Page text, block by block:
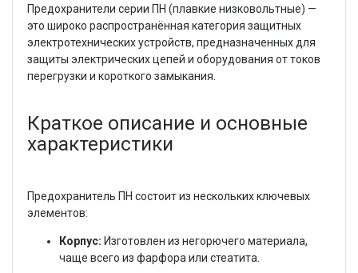
Предохранители серии ПН (плавкие низковольтные) —
это широко распространённая категория защитных
электротехнических устройств, предназначенных для
защиты электрических цепей и оборудования от токов
перегрузки и короткого замыкания.
Краткое описание и основные
характеристики
Предохранитель ПН состоит из нескольких ключевых
элементов:
Корпус: Изготовлен из негорючего материала,
чаще всего из фарфора или стеатита.